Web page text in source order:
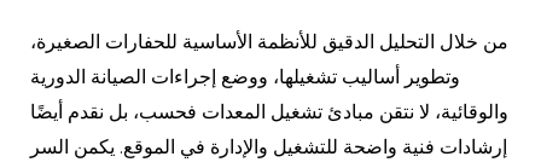
من خلال التحليل الدقيق للأنظمة الأساسية للحفارات الصغيرة،
وتطوير أساليب تشغيلها، ووضع إجراءات الصيانة الدورية
والوقائية، لا نتقن مبادئ تشغيل المعدات فحسب، بل نقدم أيضًا
إرشادات فنية واضحة للتشغيل والإدارة في الموقع. يكمن السر